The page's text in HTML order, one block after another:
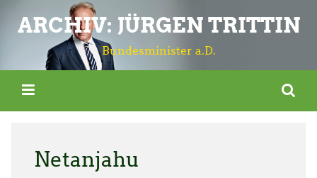
ARCHIV: JÜRGEN TRITTIN
Bundesminister a.D.
Netanjahu